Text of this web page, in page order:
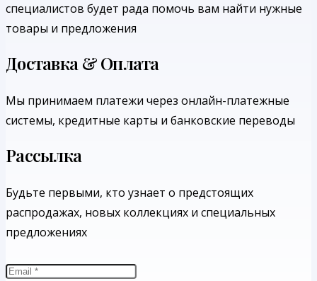
специалистов будет рада помочь вам найти нужные
товары и предложения
Доставка & Оплата
Мы принимаем платежи через онлайн-платежные
системы, кредитные карты и банковские переводы
Рассылка
Будьте первыми, кто узнает о предстоящих
распродажах, новых коллекциях и специальных
предложениях